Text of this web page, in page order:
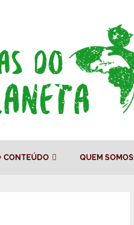
CONTEÚDO QUEM SOMOS